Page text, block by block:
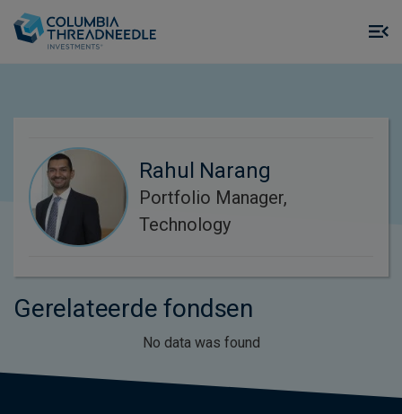
Rahul Narang
Portfolio Manager,
Technology
Gerelateerde fondsen
No data was found